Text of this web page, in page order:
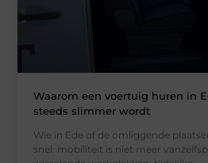
Waarom een voertuig huren in
steeds slimmer wordt
Wie in Ede of de omliggende
snel: mobiliteit is niet meer